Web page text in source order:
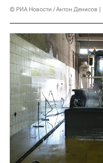
© РИА Новости / Антон Денисов